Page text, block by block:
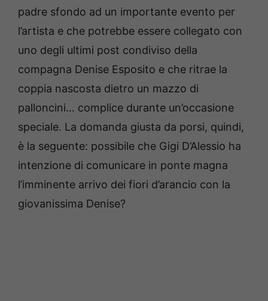
padre sfondo ad un importante evento per
l’artista e che potrebbe essere collegato con
uno degli ultimi post condiviso della
compagna Denise Esposito e che ritrae la
coppia nascosta dietro un mazzo di
palloncini… complice durante un’occasione
speciale. La domanda giusta da porsi, quindi,
è la seguente: possibile che Gigi D’Alessio ha
intenzione di comunicare in ponte magna
l’imminente arrivo dei fiori d’arancio con la
giovanissima Denise?